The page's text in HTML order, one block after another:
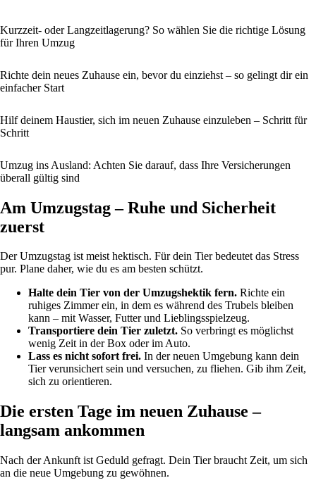
Kurzzeit- oder Langzeitlagerung? So wählen Sie die richtige Lösung
für Ihren Umzug
Richte dein neues Zuhause ein, bevor du einziehst – so gelingt dir ein
einfacher Start
Hilf deinem Haustier, sich im neuen Zuhause einzuleben – Schritt für
Schritt
Umzug ins Ausland: Achten Sie darauf, dass Ihre Versicherungen
überall gültig sind
Am Umzugstag – Ruhe und Sicherheit
zuerst
Der Umzugstag ist meist hektisch. Für dein Tier bedeutet das Stress
pur. Plane daher, wie du es am besten schützt.
Halte dein Tier von der Umzugshektik fern. Richte ein
ruhiges Zimmer ein, in dem es während des Trubels bleiben
kann – mit Wasser, Futter und Lieblingsspielzeug.
Transportiere dein Tier zuletzt. So verbringt es möglichst
wenig Zeit in der Box oder im Auto.
Lass es nicht sofort frei. In der neuen Umgebung kann dein
Tier verunsichert sein und versuchen, zu fliehen. Gib ihm Zeit,
sich zu orientieren.
Die ersten Tage im neuen Zuhause –
langsam ankommen
Nach der Ankunft ist Geduld gefragt. Dein Tier braucht Zeit, um sich
an die neue Umgebung zu gewöhnen.